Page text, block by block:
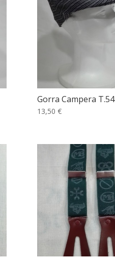
Gorra Campera T.54
13,50 €